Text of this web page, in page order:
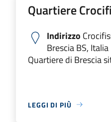
Quartiere
Indirizzo
Brescia BS, Italia
Quartiere di Brescia
LEGGI DI PIÙ